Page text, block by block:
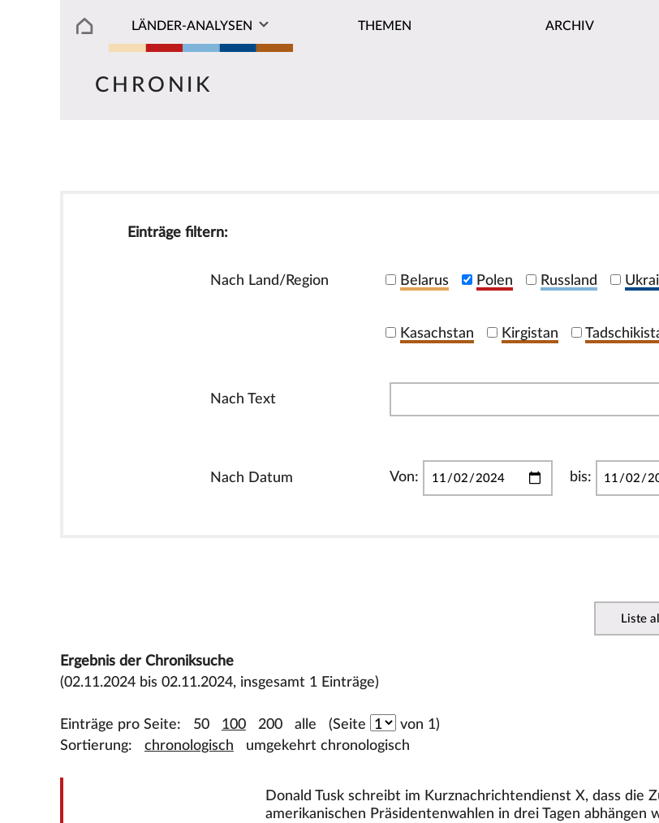
LÄNDER-ANALYSEN THEMEN ARCHIV
CHRONIK
Einträge filtern:
Nach Land/Region Belarus Polen Russland
Kasachstan Kirgistan
Nach Text
Nach Datum Von: bis:
Liste
Ergebnis der Chroniksuche
(02.11.2024 bis 02.11.2024, insgesamt 1 Einträge)
Einträge pro Seite: 50 100 200 alle (Seite
von 1)
Sortierung: chronologisch umgekehrt chronologisch
Donald Tusk schreibt im Kurznachrichtendienst X, dass die
amerikanischen Präsidentenwahlen in drei Tagen abhängen